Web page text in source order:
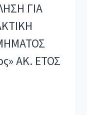
ΓΙΑ
ΑΚ. ΕΤΟΣ